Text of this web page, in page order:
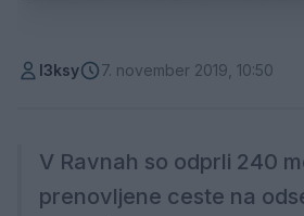
l3ksy 7. november 2019, 10:50
V Ravnah so odprli 240
prenovljene ceste na